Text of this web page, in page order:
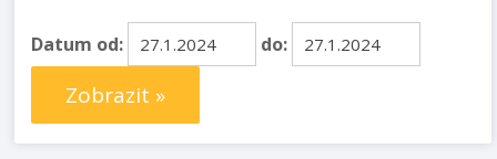
Datum od: do:
Zobrazit »